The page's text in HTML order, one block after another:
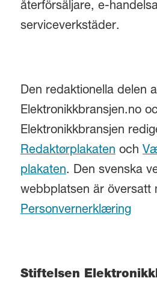
återförsäljare, e-
serviceverkstäder.
Den redaktionella delen
Elektronikkbransjen.no
Elektronikkbransjen
Redaktørplakatenoch
plakaten. Den svenska
webbplatsen är översatt
Personvernerklæring
Stiftelsen